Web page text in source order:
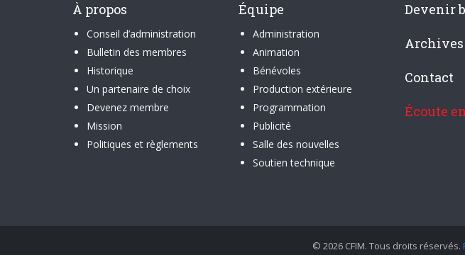
À propos
Conseil d’administration
Bulletin des membres
Historique
Un partenaire de choix
Devenez membre
Mission
Politiques et règlements
Équipe
Administration
Animation
Bénévoles
Production extérieure
Programmation
Publicité
Salle des nouvelles
Soutien technique
Devenir
Archives
Contact
Écoute
© 2026 CFIM. Tous droits réservés.